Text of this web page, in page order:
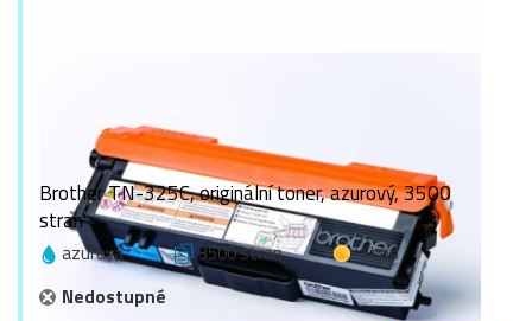
Brother TN-325C, originální toner, azurový, 3500
stran
azurová 3500 stran
1 bod
Nedostupné